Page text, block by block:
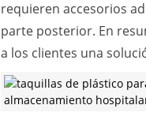
requieren accesorios
parte posterior. En
a los clientes una